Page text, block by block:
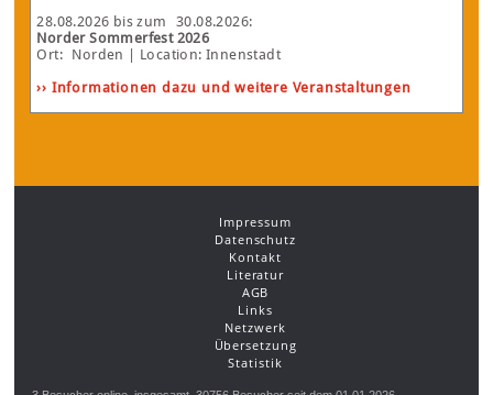
28.08.2026 bis zum 30.08.2026:
Norder Sommerfest 2026
Ort: Norden
| Location: Innenstadt
›› Informationen dazu und weitere Veranstaltungen
Impressum
Datenschutz
Kontakt
Literatur
AGB
Links
Netzwerk
Übersetzung
Statistik